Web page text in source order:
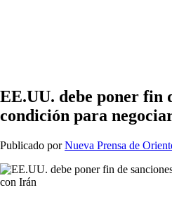
EE.UU. debe poner fin
condición para
Publicado porNueva Prensa de